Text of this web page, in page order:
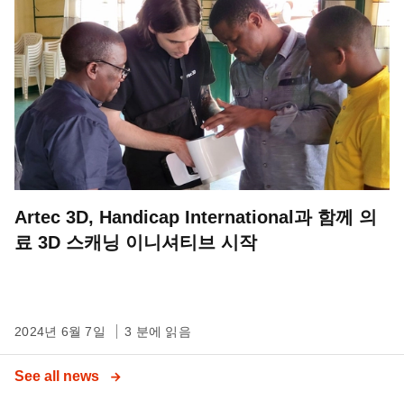
Artec 3D, Handicap International과 함께 의
료 3D 스캐닝 이니셔티브 시작
2024년 6월 7일 3 분에 읽음
See all news